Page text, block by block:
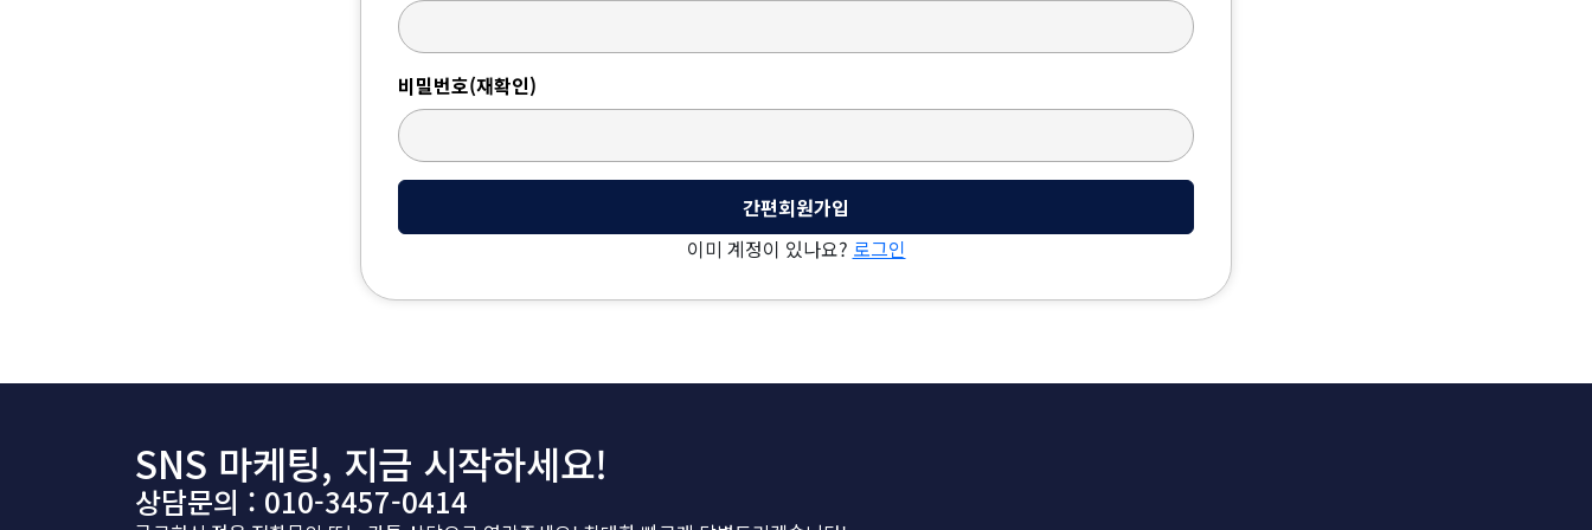
비밀번호(재확인)
간편회원가입
이미 계정이 있나요? 로그인
SNS 마케팅, 지금 시작하세요!
상담문의 : 010-3457-0414